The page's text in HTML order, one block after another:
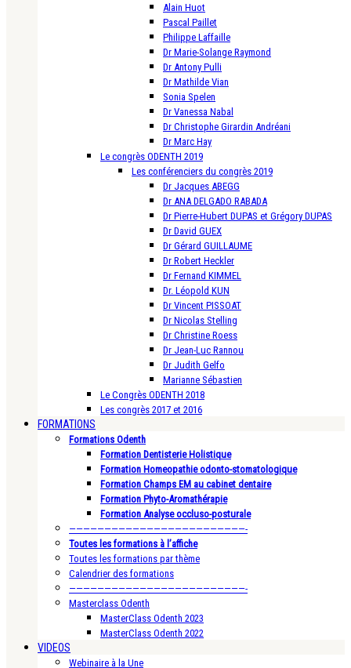
Alain Huot
Pascal Paillet
Philippe Laffaille
Dr Marie-Solange Raymond
Dr Antony Pulli
Dr Mathilde Vian
Sonia Spelen
Dr Vanessa Nabal
Dr Christophe Girardin Andréani
Dr Marc Hay
Le congrès ODENTH 2019
Les conférenciers du congrès 2019
Dr Jacques ABEGG
Dr ANA DELGADO RABADA
Dr Pierre-Hubert DUPAS et Grégory DUPAS
Dr David GUEX
Dr Gérard GUILLAUME
Dr Robert Heckler
Dr Fernand KIMMEL
Dr. Léopold KUN
Dr Vincent PISSOAT
Dr Nicolas Stelling
Dr Christine Roess
Dr Jean-Luc Rannou
Dr Judith Gelfo
Marianne Sébastien
Le Congrès ODENTH 2018
Les congrès 2017 et 2016
FORMATIONS
Formations Odenth
Formation Dentisterie Holistique
Formation Homeopathie odonto-stomatologique
Formation Champs EM au cabinet dentaire
Formation Phyto-Aromathérapie
Formation Analyse occluso-posturale
—————————————————————————-
Toutes les formations à l’affiche
Toutes les formations par thème
Calendrier des formations
—————————————————————————-
Masterclass Odenth
MasterClass Odenth 2023
MasterClass Odenth 2022
VIDEOS
Webinaire à la Une